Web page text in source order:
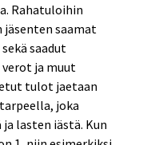
Rahatuloihin
saamat
saadut
ja muut
tulot jaetaan
joka
lasten iästä. Kun